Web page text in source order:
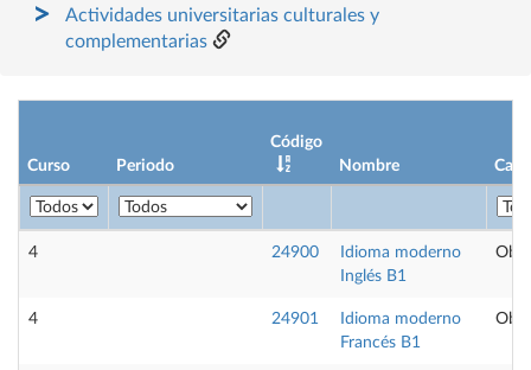
Actividades universitarias culturales y
complementarias
Curso Periodo
Código
Nombre
4 24900
Idioma moderno
Inglés B1
4 24901
Idioma moderno
Francés B1